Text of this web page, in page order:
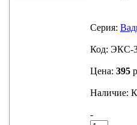
Серия:
Код: ЭКС-
Цена: 395
Наличие:
-